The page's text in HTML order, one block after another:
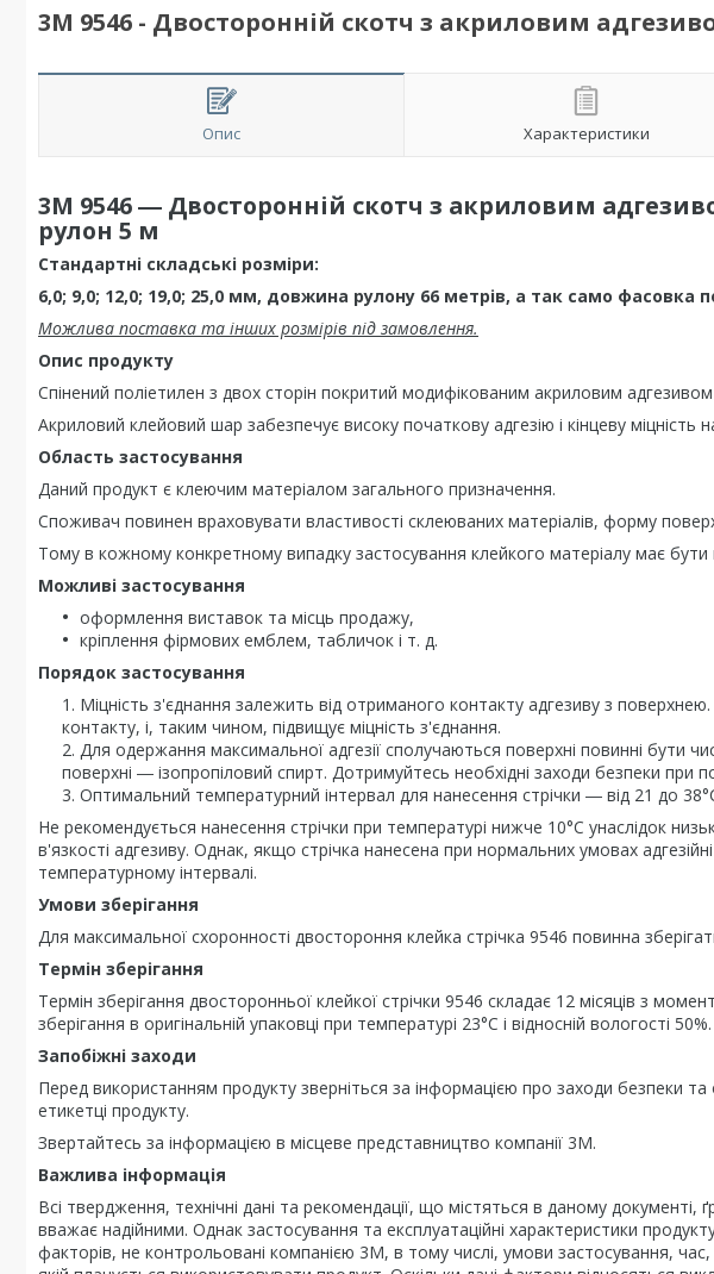
3M 9546 - Двосторонній скотч з акриловим
Опис Характеристики
3M 9546 ― Двосторонній скотч з акриловим
рулон 5 м
Стандартні складські розміри:
6,0; 9,0; 12,0; 19,0; 25,0 мм, довжина рулону 66 метрів, а так само фасовка
Можлива поставка та інших розмірів під замовлення.
Опис продукту
Спінений поліетилен з двох сторін покритий модифікованим акриловим адгезивом
Акриловий клейовий шар забезпечує високу початкову адгезію і кінцеву міцність
Область застосування
Даний продукт є клеючим матеріалом загального призначення.
Споживач повинен враховувати властивості склеюваних матеріалів, форму
Тому в кожному конкретному випадку застосування клейкого матеріалу має
Можливі застосування
оформлення виставок та місць продажу,
кріплення фірмових емблем, табличок і т. д.
Порядок застосування
Міцність з'єднання залежить від отриманого контакту адгезиву з
контакту, і, таким чином, підвищує міцність з'єднання.
Для одержання максимальної адгезії сполучаються поверхні повинні бути
поверхні ― ізопропіловий спирт. Дотримуйтесь необхідні заходи безпеки при
Оптимальний температурний інтервал для нанесення стрічки ― від 21 до
Не рекомендується нанесення стрічки при температурі нижче 10°С унаслідок
в'язкості адгезиву. Однак, якщо стрічка нанесена при нормальних умовах
температурному інтервалі.
Умови зберігання
Для максимальної схоронності двостороння клейка стрічка 9546 повинна
Термін зберігання
Термін зберігання двосторонньої клейкої стрічки 9546 складає 12 місяців з
зберігання в оригінальній упаковці при температурі 23°C і відносній вологості 50%.
Запобіжні заходи
Перед використанням продукту зверніться за інформацією про заходи безпеки
етикетці продукту.
Звертайтесь за інформацією в місцеве представництво компанії 3М.
Важлива інформація
Всі твердження, технічні дані та рекомендації, що містяться в даному документі,
вважає надійними. Однак застосування та експлуатаційні характеристики
факторів, не контрольовані компанією 3М, в тому числі, умови застосування,